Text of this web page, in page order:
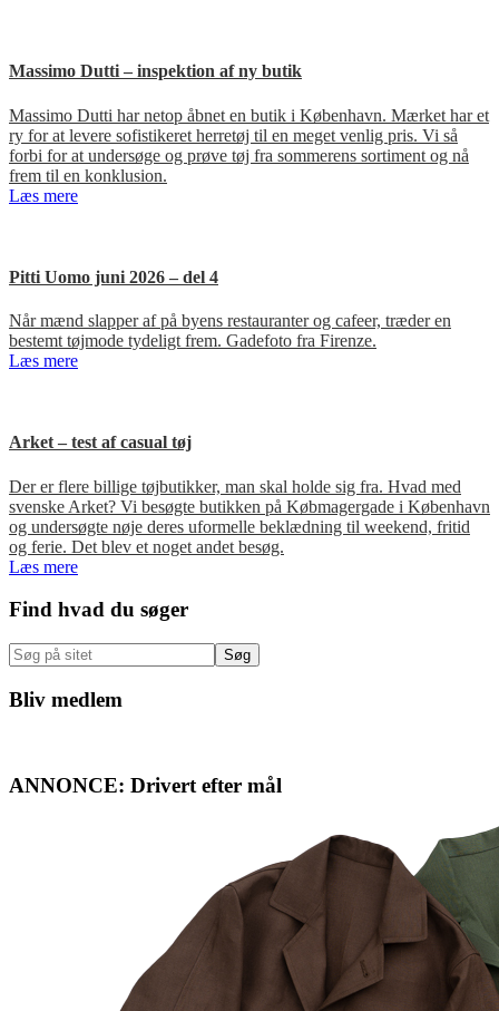
Massimo Dutti – inspektion af ny butik
Massimo Dutti har netop åbnet en butik i København. Mærket har et
ry for at levere sofistikeret herretøj til en meget venlig pris. Vi så
forbi for at undersøge og prøve tøj fra sommerens sortiment og nå
frem til en konklusion.
Læs mere
Pitti Uomo juni 2026 – del 4
Når mænd slapper af på byens restauranter og cafeer, træder en
bestemt tøjmode tydeligt frem. Gadefoto fra Firenze.
Læs mere
Arket – test af casual tøj
Der er flere billige tøjbutikker, man skal holde sig fra. Hvad med
svenske Arket? Vi besøgte butikken på Købmagergade i København
og undersøgte nøje deres uformelle beklædning til weekend, fritid
og ferie. Det blev et noget andet besøg.
Læs mere
Primær
Sidebar
Find hvad du søger
Søg
på
sitet
Bliv medlem
ANNONCE: Drivert efter mål